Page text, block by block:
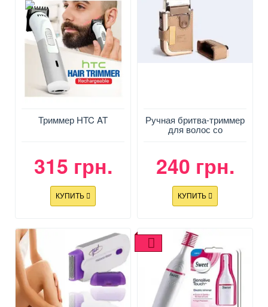
Триммер HTC AT
315 грн.
КУПИТЬ
Ручная бритва-триммер
для волос со
встроенным зеркалом
240 грн.
КУПИТЬ